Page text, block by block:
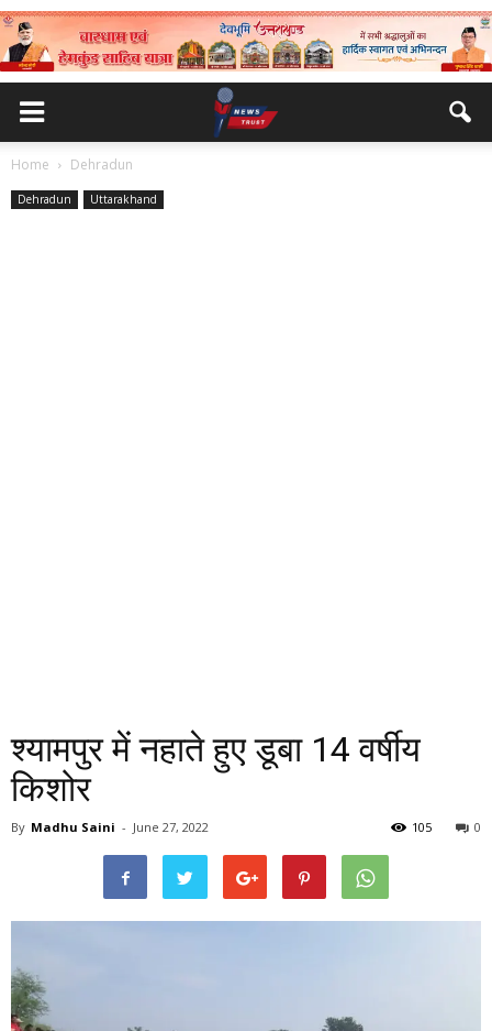
Home Dehradun
Dehradun Uttarakhand
श्यामपुर में नहाते हुए डूबा 14 वर्षीय
किशोर
By Madhu Saini - June 27, 2022 0
105